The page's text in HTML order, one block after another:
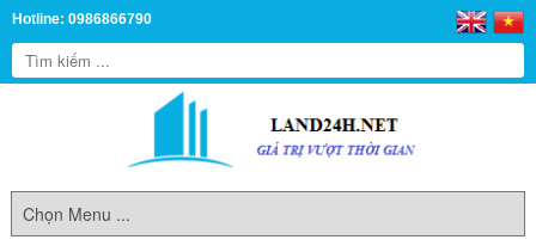
Hotline: 0986866790